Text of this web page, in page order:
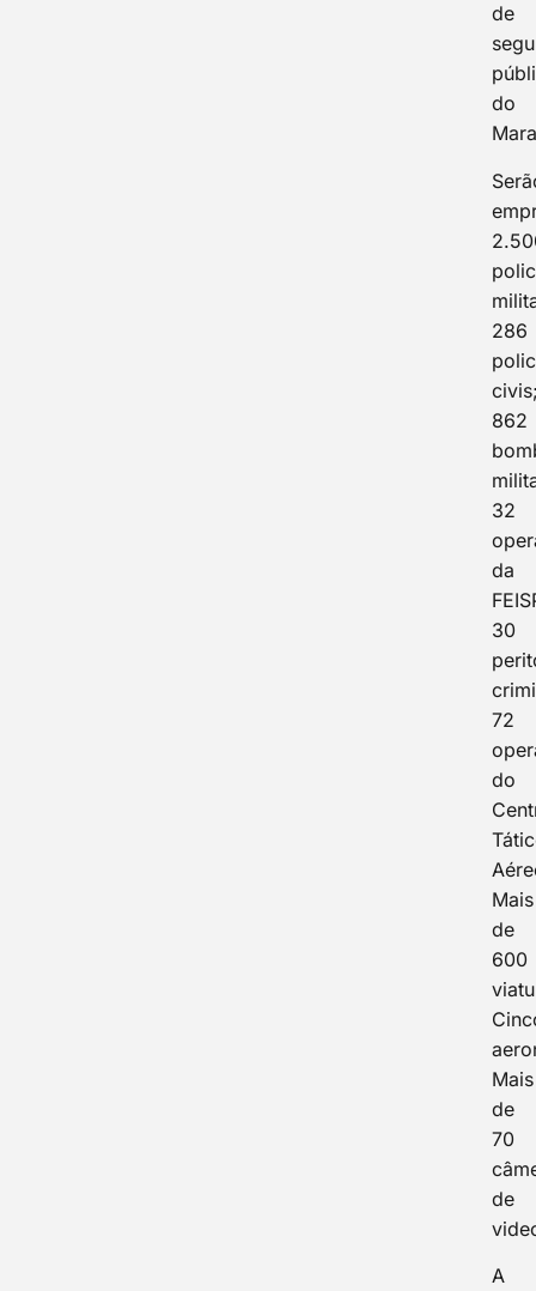
de
do
286
862
32
da
30
72
do
Mais
de
600
Mais
de
70
de
A